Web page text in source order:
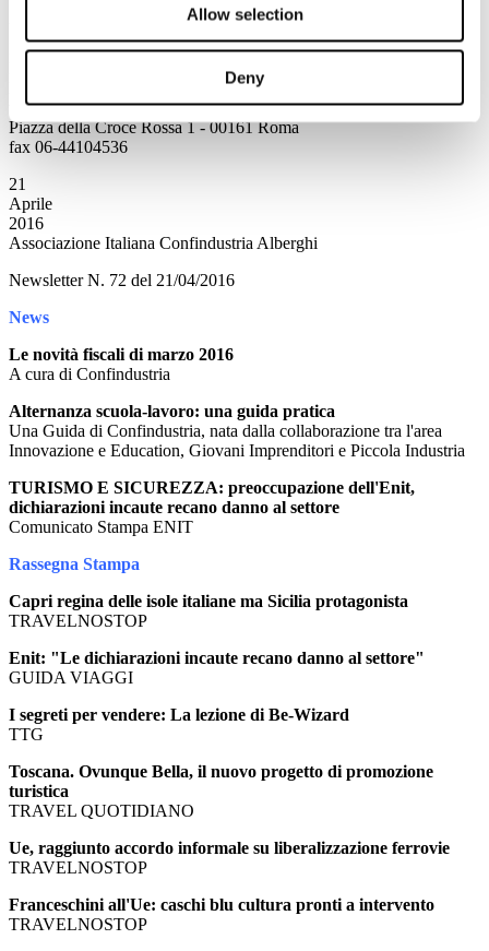
Allow selection
Deny
Ferrovie dello Stato Italiane SpA
Direzione Centrale Comunicazione Esterna e Media
Relazioni con i Media e Attività Redazionali
tel. 06-44105355
Piazza della Croce Rossa 1 - 00161 Roma
fax 06-44104536
21
Aprile
2016
Associazione Italiana Confindustria Alberghi
Newsletter N. 72 del 21/04/2016
News
Le novità fiscali di marzo 2016
A cura di Confindustria
Alternanza scuola-lavoro: una guida pratica
Una Guida di Confindustria, nata dalla collaborazione tra l'area
Innovazione e Education, Giovani Imprenditori e Piccola Industria
TURISMO E SICUREZZA: preoccupazione dell'Enit,
dichiarazioni incaute recano danno al settore
Comunicato Stampa ENIT
Rassegna Stampa
Capri regina delle isole italiane ma Sicilia protagonista
TRAVELNOSTOP
Enit: "Le dichiarazioni incaute recano danno al settore"
GUIDA VIAGGI
I segreti per vendere: La lezione di Be-Wizard
TTG
Toscana. Ovunque Bella, il nuovo progetto di promozione
turistica
TRAVEL QUOTIDIANO
Ue, raggiunto accordo informale su liberalizzazione ferrovie
TRAVELNOSTOP
Franceschini all'Ue: caschi blu cultura pronti a intervento
TRAVELNOSTOP